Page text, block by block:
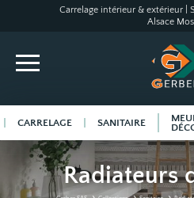
Carrelage intérieur & extérieur |
Alsace
CARRELAGE SANITAIRE
Radiateurs